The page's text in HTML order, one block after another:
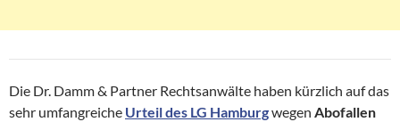
Die Dr. Damm & Partner Rechtsanwälte haben kürzlich auf das
sehr umfangreiche Urteil des LG Hamburgwegen Abofallen